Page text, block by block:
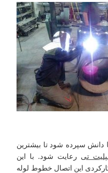
دانش سپرده شود تا بیشترین
تی رعایت شود. با این
این اتصال خطوط لوله